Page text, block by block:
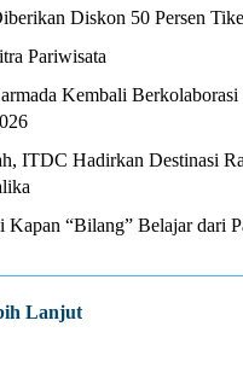
Diskon 50 Persen
Pariwisata
Kembali
ITDC Hadirkan Destinasi
Kapan “Bilang” Belajar dari
Lanjut